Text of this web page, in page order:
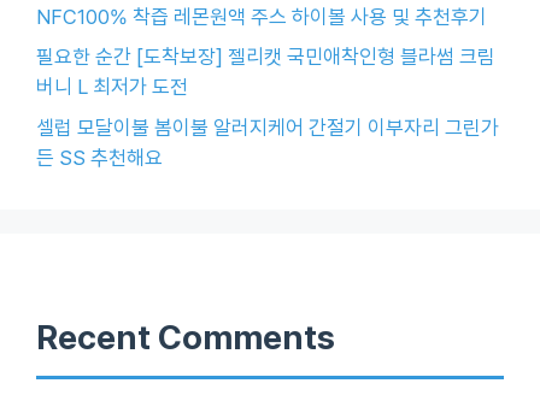
NFC100% 착즙 레몬원액 주스 하이볼 사용 및 추천후기
필요한 순간 [도착보장] 젤리캣 국민애착인형 블라썸 크림
버니 L 최저가 도전
셀럽 모달이불 봄이불 알러지케어 간절기 이부자리 그린가
든 SS 추천해요
Recent Comments